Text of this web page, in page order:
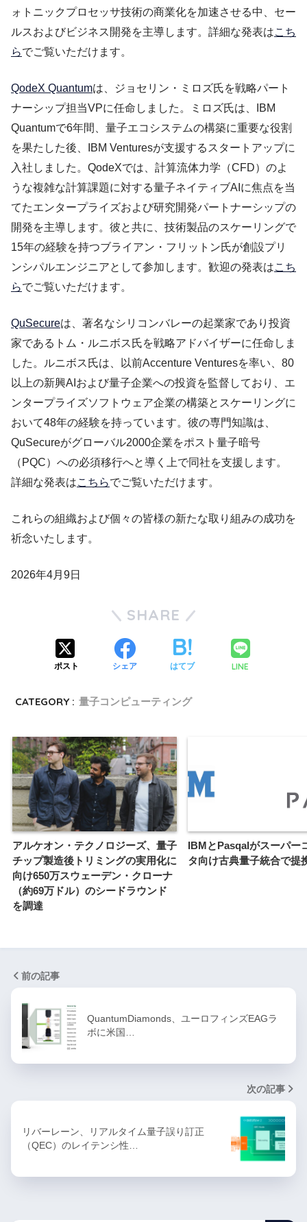
ォトニックプロセッサ技術の商業化を加速させる中、セー
ルスおよびビジネス開発を主導します。詳細な発表はこち
らでご覧いただけます。
QodeX Quantumは、ジョセリン・ミロズ氏を戦略パート
ナーシップ担当VPに任命しました。ミロズ氏は、IBM
Quantumで6年間、量子エコシステムの構築に重要な役割
を果たした後、IBM Venturesが支援するスタートアップに
入社しました。QodeXでは、計算流体力学（CFD）のよ
うな複雑な計算課題に対する量子ネイティブAIに焦点を当
てたエンタープライズおよび研究開発パートナーシップの
開発を主導します。彼と共に、技術製品のスケーリングで
15年の経験を持つブライアン・フリットン氏が創設プリ
ンシパルエンジニアとして参加します。歓迎の発表はこち
らでご覧いただけます。
QuSecureは、著名なシリコンバレーの起業家であり投資
家であるトム・ルニボス氏を戦略アドバイザーに任命しま
した。ルニボス氏は、以前Accenture Venturesを率い、80
以上の新興AIおよび量子企業への投資を監督しており、エ
ンタープライズソフトウェア企業の構築とスケーリングに
おいて48年の経験を持っています。彼の専門知識は、
QuSecureがグローバル2000企業をポスト量子暗号
（PQC）への必須移行へと導く上で同社を支援します。
詳細な発表はこちらでご覧いただけます。
これらの組織および個々の皆様の新たな取り組みの成功を
祈念いたします。
2026年4月9日
SHARE
ポスト シェア はてブ LINE
CATEGORY : 量子コンピューティング
アルケオン・テクノロジーズ、量子
チップ製造後トリミングの実用化に
向け650万スウェーデン・クローナ
（約69万ドル）のシードラウンド
を調達
IBMとPasqalがスーパー
タ向け古典量子統合で提
前の記事
QuantumDiamonds、ユーロフィンズEAGラ
ボに米国…
次の記事
リバーレーン、リアルタイム量子誤り訂正
（QEC）のレイテンシ性…